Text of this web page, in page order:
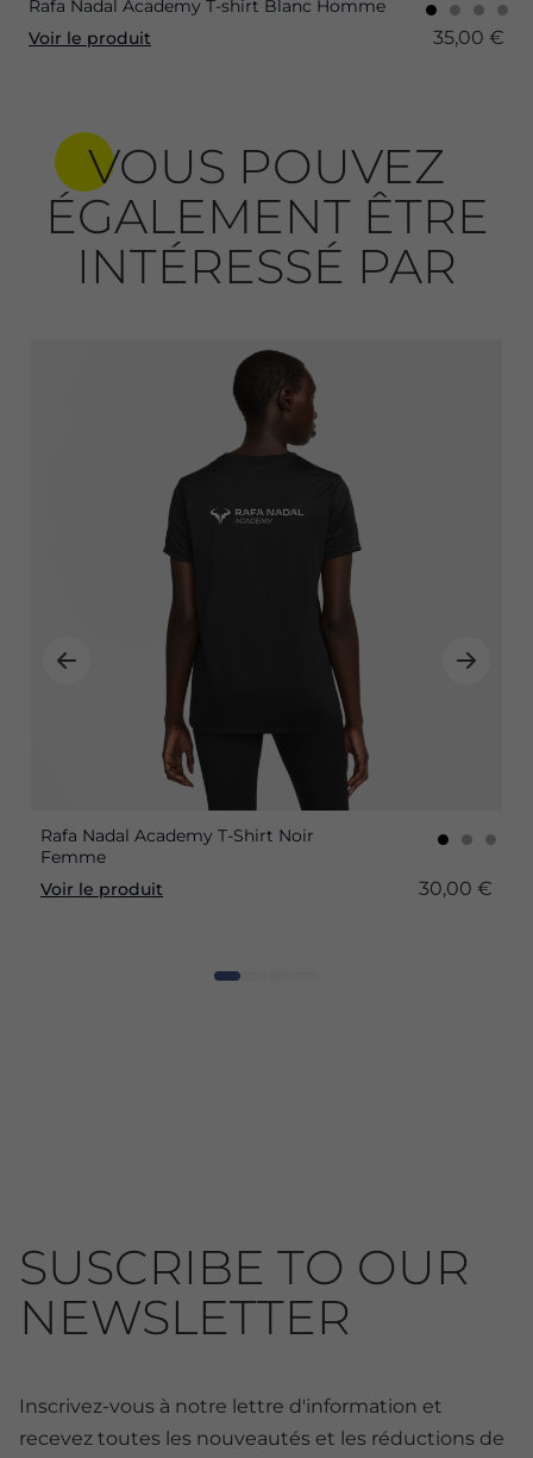
Rafa Nadal Academy T-shirt Blanc Homme
Voir le produit
35,00 €
VOUS POUVEZ
ÉGALEMENT ÊTRE
INTÉRESSÉ PAR
Rafa Nadal Academy T-Shirt Noir
Femme
Voir le produit
30,00 €
SUSCRIBE TO OUR
NEWSLETTER
Inscrivez-vous à notre lettre d'information et
recevez toutes les nouveautés et les réductions de